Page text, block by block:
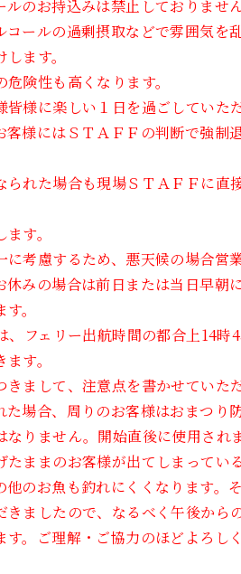
ルのお持込みは禁止しておりませ
コールの過剰摂取などで雰囲気を
ます。
険性も高くなります。
皆様に楽しい１日を過ごしていた
客様にはＳＴＡＦＦの判断で強制
られた場合も現場ＳＴＡＦＦに直
す。
に考慮するため、悪天候の場合営
休みの場合は前日または当日早朝
。
、フェリー出航時間の都合上14時
す。
きまして、注意点を書かせていた
た場合、周りのお客様はおまつり
なりません。開始直後に使用され
たままのお客様が出てしまってい
他のお魚も釣れにくくなります。
きましたので、なるべく午後から
す。ご理解・ご協力のほどよろし